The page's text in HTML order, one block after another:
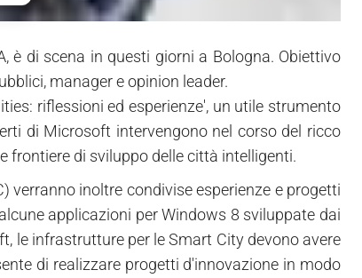
è di scena in questi giorni a Bologna. Obiettivo
manager e opinion leader.
riflessioni ed esperienze', un utile strumento
di Microsoft intervengono nel corso del ricco
frontiere di sviluppo delle città intelligenti.
verranno inoltre condivise esperienze e progetti
applicazioni per Windows 8 sviluppate dai
le infrastrutture per le Smart City devono avere
di realizzare progetti d'innovazione in modo